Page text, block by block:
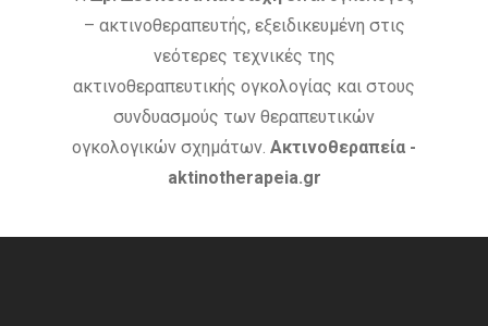
– ακτινοθεραπευτής, εξειδικευμένη στις
νεότερες τεχνικές της
ακτινοθεραπευτικής ογκολογίας και στους
συνδυασμούς των θεραπευτικών
ογκολογικών σχημάτων. Ακτινοθεραπεία -
aktinotherapeia.gr
ΠΡΟΣΤΆΤΗΣ
ΠΌΝΟΣ ΤΕΣΤ ΠΑΠ
ΧΗΜΕΙΟΘΕΡΑΠΕΊΑ
ΌΓΚΟΣ